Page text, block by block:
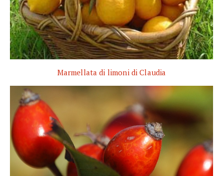
Marmellata di limoni di Claudia